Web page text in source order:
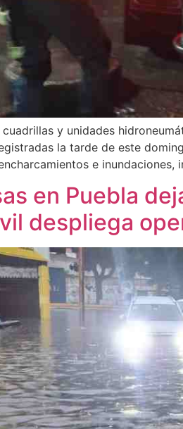
y unidades
la tarde de este
e
en Puebla
despliega